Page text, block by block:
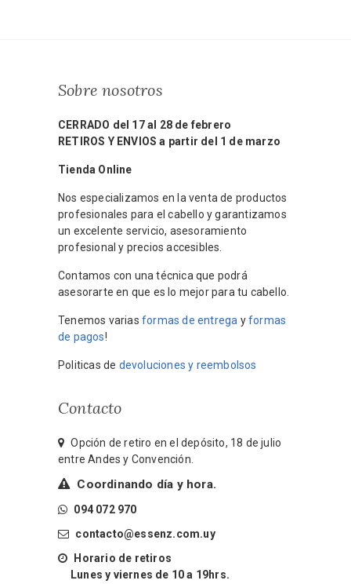
Sobre nosotros
CERRADO del 17 al 28 de febrero
RETIROS Y ENVIOS a partir del 1 de marzo
Tienda Online
Nos especializamos en la venta de productos
profesionales para el cabello y garantizamos
un excelente servicio, asesoramiento
profesional y precios accesibles.
Contamos con una técnica que podrá
asesorarte en que es lo mejor para tu cabello.
Tenemos varias formas de entrega yformas
de pagos!
Politicas de devoluciones y reembolsos
Contacto
Opción de retiro en el depósito, 18 de julio
entre Andes y Convención.
Coordinando día y hora.
094 072 970
contacto@essenz.com.uy
Horario de retiros
Lunes y viernes de 10 a 19hrs.